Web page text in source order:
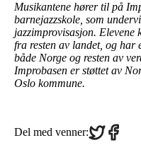
Musikantene hører til på
barnejazzskole, som
jazzimprovisasjon.
fra resten av landet, og har
både Norge og resten av
Improbasen er støttet av
Oslo kommune.
Del med venner:Share
on
Share
on